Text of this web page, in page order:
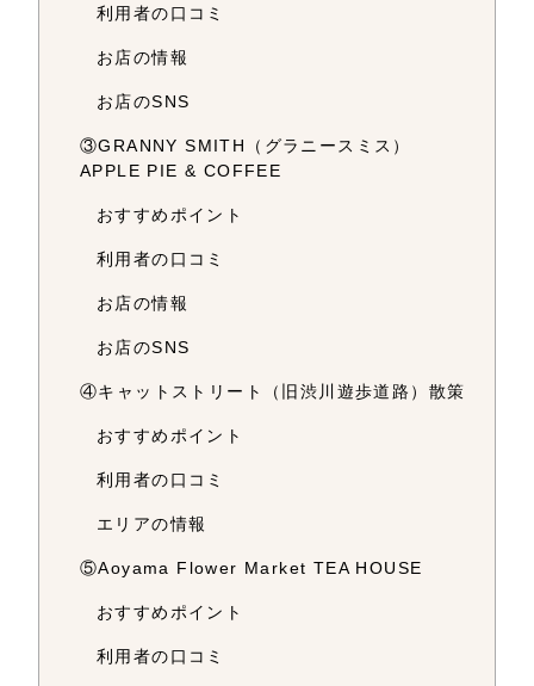
利用者の口コミ
お店の情報
お店のSNS
③GRANNY SMITH（グラニースミス）
APPLE PIE & COFFEE
おすすめポイント
利用者の口コミ
お店の情報
お店のSNS
④キャットストリート（旧渋川遊歩道路）散策
おすすめポイント
利用者の口コミ
エリアの情報
⑤Aoyama Flower Market TEA HOUSE
おすすめポイント
利用者の口コミ